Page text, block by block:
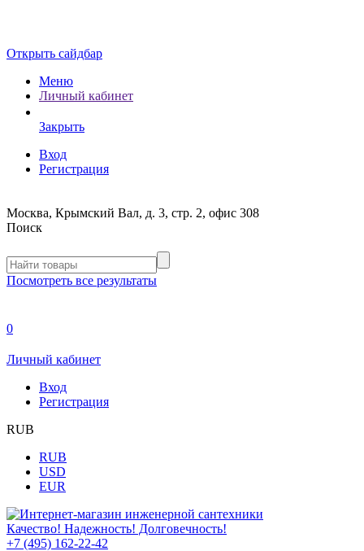
Открыть сайдбар
Меню
Личный кабинет
Закрыть
Вход
Регистрация
Москва, Крымский Вал, д. 3, стр. 2, офис 308
Поиск
Посмотреть все результаты
0
Личный кабинет
Вход
Регистрация
RUB
RUB
USD
EUR
Качество! Надежность! Долговечность!
+7 (495) 162-22-42